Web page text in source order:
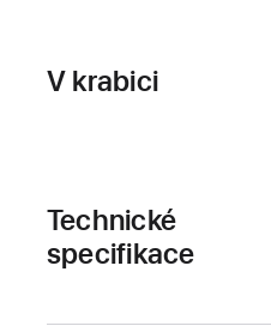
V krabici
Technické
specifikace